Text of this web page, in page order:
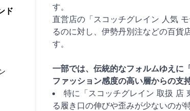
ド
す。
直営店の「スコッチグレイン 人気
るのに対し、伊勢丹別注などの百貨
す。
一部では、伝統的なフォルムゆえに
ファッション感度の高い層からの支
特に「スコッチグレイン 取扱 店
る履き口の伸びや歪みが少ないのが